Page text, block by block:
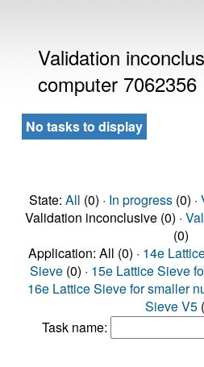
Validation
computer 7062356
No tasks to display
State: All (0) · In progress(0) ·
Validation inconclusive (0) ·
(0)
Application: All (0) · 14e
Sieve (0) · 15e Lattice Sieve
16e Lattice Sieve for smaller
Sieve V5
Task name: